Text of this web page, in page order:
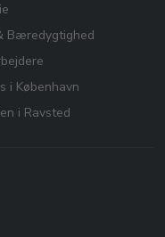
Bæredygtighed
i København
i Ravsted